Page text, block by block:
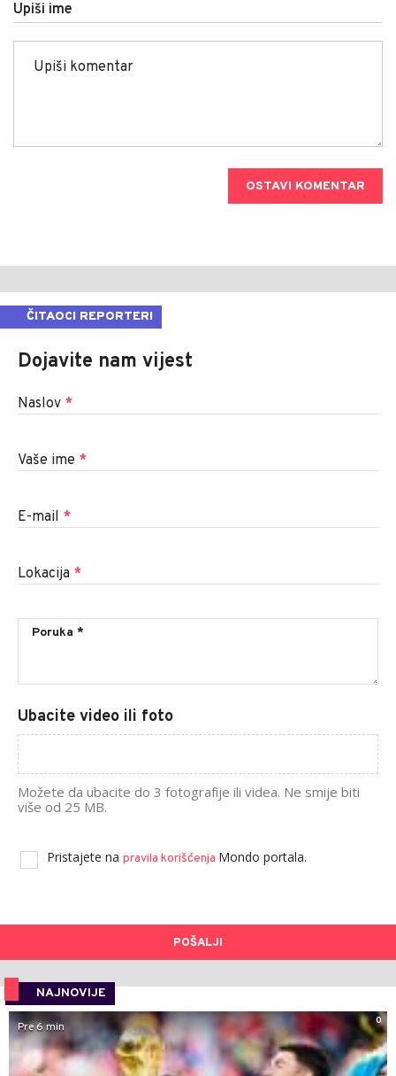
Upiši ime
OSTAVI KOMENTAR
ČITAOCI REPORTERI
Dojavite nam vijest
Naslov *
Vaše ime *
E-mail *
Lokacija *
Ubacite video ili foto
Možete da ubacite do 3 fotografije ili videa. Ne smije biti
više od 25 MB.
Pristajete na pravila korišćenja Mondo portala.
POŠALJI
NAJNOVIJE
0
Pre 6 min